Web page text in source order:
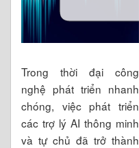
Trong thời đại công
nghệ phát triển nhanh
chóng, việc phát triển
các trợ lý AI thông minh
và tự chủ đã trở thành